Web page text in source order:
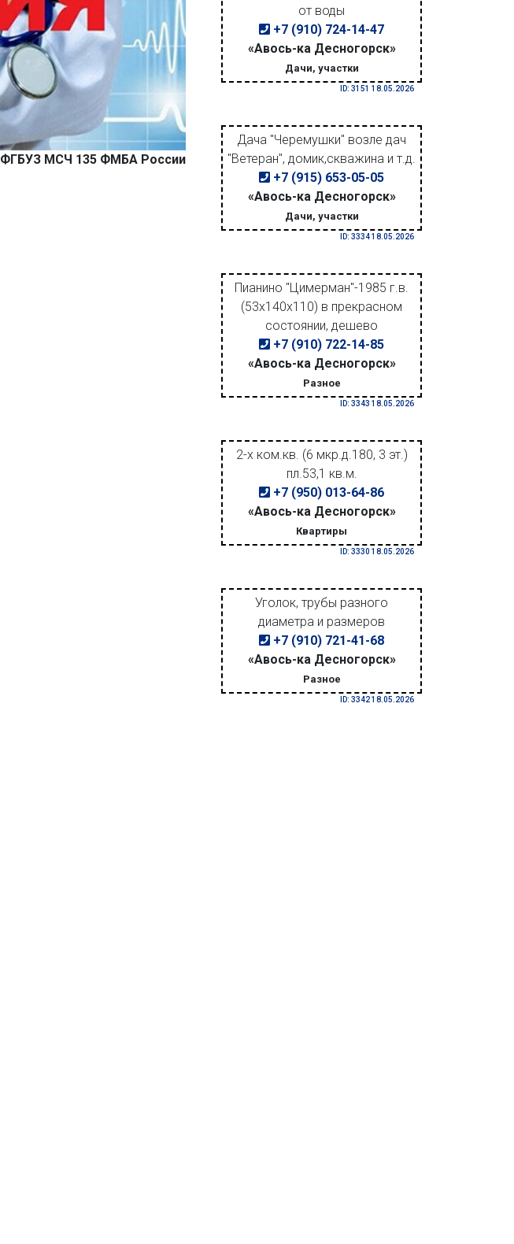
ФГБУЗ МСЧ 135 ФМБА России
от воды
+7 (910) 724-14-47
«Авось-ка Десногорск»
Дачи, участки
ID: 3151 18.05.2026
Дача "Черемушки" возле дач
"Ветеран", домик,скважина и т.д.
+7 (915) 653-05-05
«Авось-ка Десногорск»
Дачи, участки
ID: 3334 18.05.2026
Пианино "Цимерман"-1985 г.в.
(53х140х110) в прекрасном
состоянии, дешево
+7 (910) 722-14-85
«Авось-ка Десногорск»
Разное
ID: 3343 18.05.2026
2-х ком.кв. (6 мкр.д.180, 3 эт.)
пл.53,1 кв.м.
+7 (950) 013-64-86
«Авось-ка Десногорск»
Квартиры
ID: 3330 18.05.2026
Уголок, трубы разного
диаметра и размеров
+7 (910) 721-41-68
«Авось-ка Десногорск»
Разное
ID: 3342 18.05.2026